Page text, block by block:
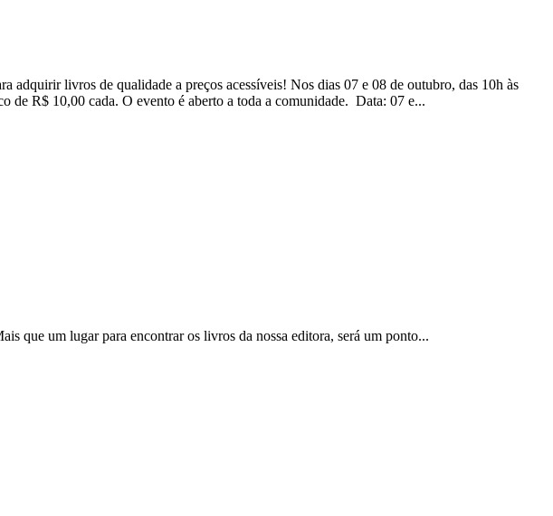
livros de qualidade a preços acessíveis! Nos dias 07 e 08 de outubro, das 10h às
de R$ 10,00 cada. O evento é aberto a toda a comunidade. Data: 07 e...
que um lugar para encontrar os livros da nossa editora, será um ponto...